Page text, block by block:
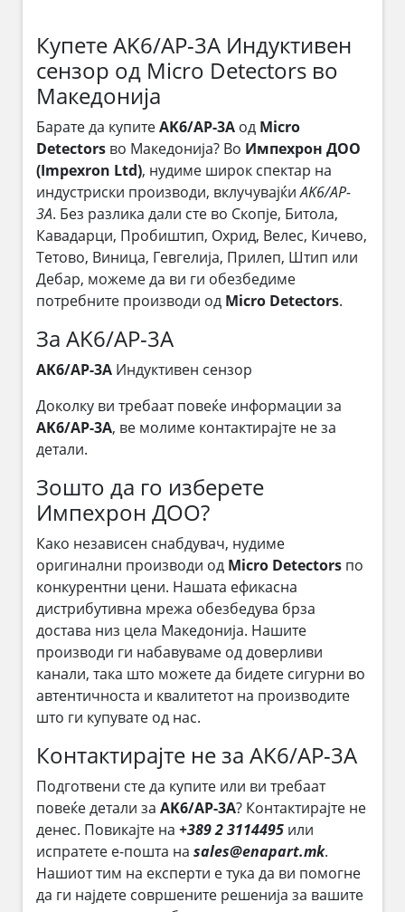
Купете AK6/AP-3A Индуктивен
сензор од Micro Detectors во
Македонија
Барате да купитеAK6/AP-3A од Micro
Detectors во Македонија? Во Импехрон ДОО
(Impexron Ltd), нудиме широк спектар на
индустриски производи, вклучувајќиAK6/AP-
3A. Без разлика дали сте во Скопје, Битола,
Кавадарци, Пробиштип, Охрид, Велес, Кичево,
Тетово, Виница, Гевгелија, Прилеп, Штип или
Дебар, можеме да ви ги обезбедиме
потребните производи од Micro Detectors.
За AK6/AP-3A
AK6/AP-3A Индуктивен сензор
Доколку ви требаат повеќе информации за
AK6/AP-3A, ве молиме контактирајте не за
детали.
Зошто да го изберете
Импехрон ДОО?
Како независен снабдувач, нудиме
оригинални производи од Micro Detectors по
конкурентни цени. Нашата ефикасна
дистрибутивна мрежа обезбедува брза
достава низ цела Македонија. Нашите
производи ги набавуваме од доверливи
канали, така што можете да бидете сигурни во
автентичноста и квалитетот на производите
што ги купувате од нас.
Контактирајте не за AK6/AP-3A
Подготвени сте да купите или ви требаат
повеќе детали за AK6/AP-3A? Контактирајте не
денес. Повикајте на +389 2 3114495 или
испратете е-пошта на sales@enapart.mk.
Нашиот тим на експерти е тука да ви помогне
да ги најдете совршените решенија за вашите